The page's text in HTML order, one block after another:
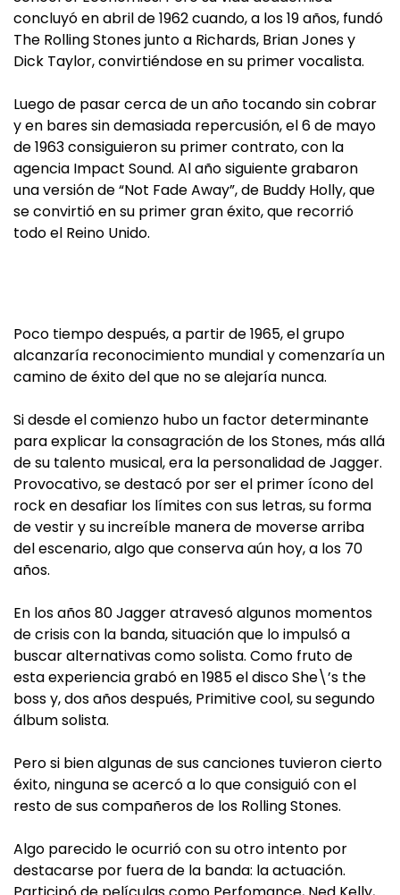
concluyó en abril de 1962 cuando, a los 19 años, fundó
The Rolling Stones junto a Richards, Brian Jones y
Dick Taylor, convirtiéndose en su primer vocalista.
Luego de pasar cerca de un año tocando sin cobrar
y en bares sin demasiada repercusión, el 6 de mayo
de 1963 consiguieron su primer contrato, con la
agencia Impact Sound. Al año siguiente grabaron
una versión de “Not Fade Away”, de Buddy Holly, que
se convirtió en su primer gran éxito, que recorrió
todo el Reino Unido.
Poco tiempo después, a partir de 1965, el grupo
alcanzaría reconocimiento mundial y comenzaría un
camino de éxito del que no se alejaría nunca.
Si desde el comienzo hubo un factor determinante
para explicar la consagración de los Stones, más allá
de su talento musical, era la personalidad de Jagger.
Provocativo, se destacó por ser el primer ícono del
rock en desafiar los límites con sus letras, su forma
de vestir y su increíble manera de moverse arriba
del escenario, algo que conserva aún hoy, a los 70
años.
En los años 80 Jagger atravesó algunos momentos
de crisis con la banda, situación que lo impulsó a
buscar alternativas como solista. Como fruto de
esta experiencia grabó en 1985 el disco She\’s the
boss y, dos años después, Primitive cool, su segundo
álbum solista.
Pero si bien algunas de sus canciones tuvieron cierto
éxito, ninguna se acercó a lo que consiguió con el
resto de sus compañeros de los Rolling Stones.
Algo parecido le ocurrió con su otro intento por
destacarse por fuera de la banda: la actuación.